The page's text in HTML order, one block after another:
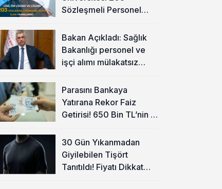
Sözleşmeli Personel
Bakan Açıkladı: Sağlık
Bakanlığı personel ve
işçi alımı mülakatsız
Parasını Bankaya
Yatırana Rekor Faiz
Getirisi! 650 Bin TL’nin 1
30 Gün Yıkanmadan
Giyilebilen Tişört
Tanıtıldı! Fiyatı Dikkat